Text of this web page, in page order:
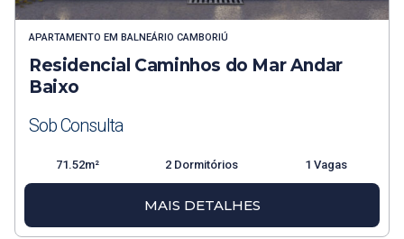
APARTAMENTO EM BALNEÁRIO CAMBORIÚ
Residencial Caminhos do Mar Andar
Baixo
Sob Consulta
71.52m² 2 Dormitórios 1 Vagas
MAIS DETALHES